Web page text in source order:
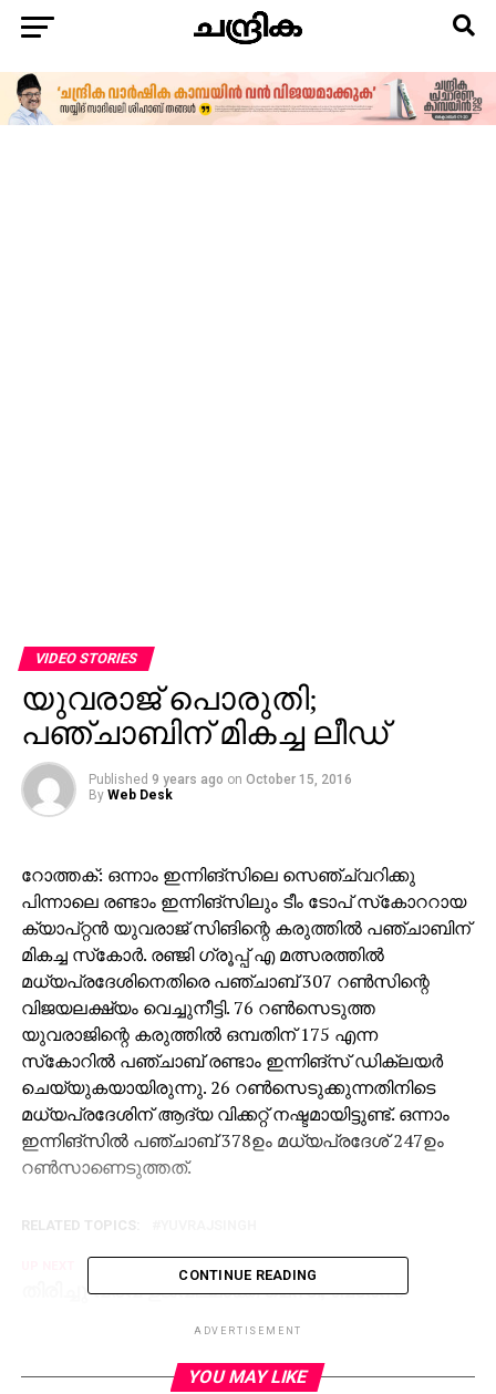
VIDEO STORIES
യുവരാജ് പൊരുതി;
പഞ്ചാബിന് മികച്ച ലീഡ്
Published 9 years ago on October 15, 2016
By Web Desk
റോത്തക്: ഒന്നാം ഇന്നിങ്‌സിലെ സെഞ്ച്വറിക്കു
പിന്നാലെ രണ്ടാം ഇന്നിങ്‌സിലും ടീം ടോപ് സ്‌കോററായ
ക്യാപ്റ്റന്‍ യുവരാജ് സിങിന്റെ കരുത്തില്‍ പഞ്ചാബിന്
മികച്ച സ്‌കോര്‍. രഞ്ജി ഗ്രൂപ്പ് എ മത്സരത്തില്‍
മധ്യപ്രദേശിനെതിരെ പഞ്ചാബ് 307 റണ്‍സിന്റെ
വിജയലക്ഷ്യം വെച്ചുനീട്ടി. 76 റണ്‍സെടുത്ത
യുവരാജിന്റെ കരുത്തില്‍ ഒമ്പതിന് 175 എന്ന
സ്‌കോറില്‍ പഞ്ചാബ് രണ്ടാം ഇന്നിങ്‌സ് ഡിക്ലയര്‍
ചെയ്യുകയായിരുന്നു. 26 റണ്‍സെടുക്കുന്നതിനിടെ
മധ്യപ്രദേശിന് ആദ്യ വിക്കറ്റ് നഷ്ടമായിട്ടുണ്ട്. ഒന്നാം
ഇന്നിങ്‌സില്‍ പഞ്ചാബ് 378ഉം മധ്യപ്രദേശ് 247ഉം
റണ്‍സാണെടുത്തത്.
RELATED TOPICS:
തിരിച്ചു വരവ് ഉജ്വലമാക്കി മെസി; ബാര്‍സ
തലവര മാറ്റിയ ഗോള്‍; ബ്ലാസ്റ്റേഴ്‌സ് ഹാപ്പിയാണ്
CONTINUE READING
ADVERTISEMENT
YOU MAY LIKE